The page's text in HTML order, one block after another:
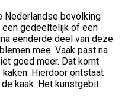
Nederlandse bevolking
een gedeeltelijk of een
eenderde deel van deze
mee. Vaak past na
goed meer. Dat komt
Hierdoor ontstaat
kaak. Het kunstgebit